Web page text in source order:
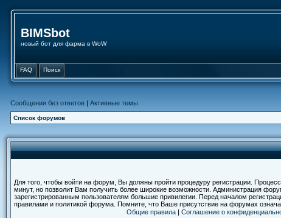
BIMSbot
новый бот для фарма в WoW
FAQ Поиск
Сообщения без ответов | Активные темы
Список форумов
Для того, чтобы войти на форум, Вы должны пройти процедуру регистрации. Процесс
минут, но позволит Вам получить более широкие возможности. Администрация
зарегистрированным пользователям большие привилегии. Перед началом
правилами и политикой форума. Помните, что Ваше присутствие на форумах
Общие правила | Соглашение о